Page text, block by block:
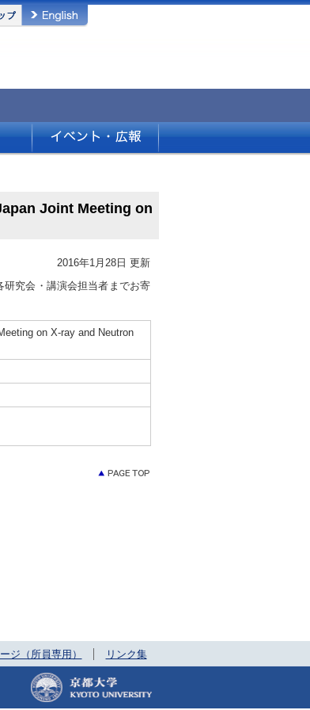
Joint Meeting on
2016年1月28日 更新
究会・講演会担当者までお寄
on X-ray and Neutron
ジ（所員専用） リンク集